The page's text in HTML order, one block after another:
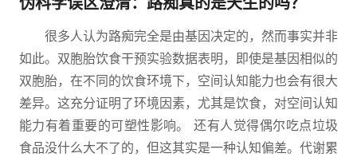
很多人认为路痴完全是由基因决定的，然而事实并非
如此。双胞胎饮食干预实验数据表明，即使是基因相似的
双胞胎，在不同的饮食环境下，空间认知能力也会有很大
差异。这充分证明了环境因素，尤其是饮食，对空间认知
能力有着重要的可塑性影响。 还有人觉得偶尔吃点垃圾
食品没什么大不了的，但这其实是一种认知偏差。代谢累